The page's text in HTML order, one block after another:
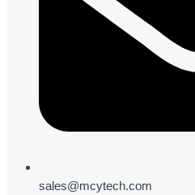
sales@mcytech.com